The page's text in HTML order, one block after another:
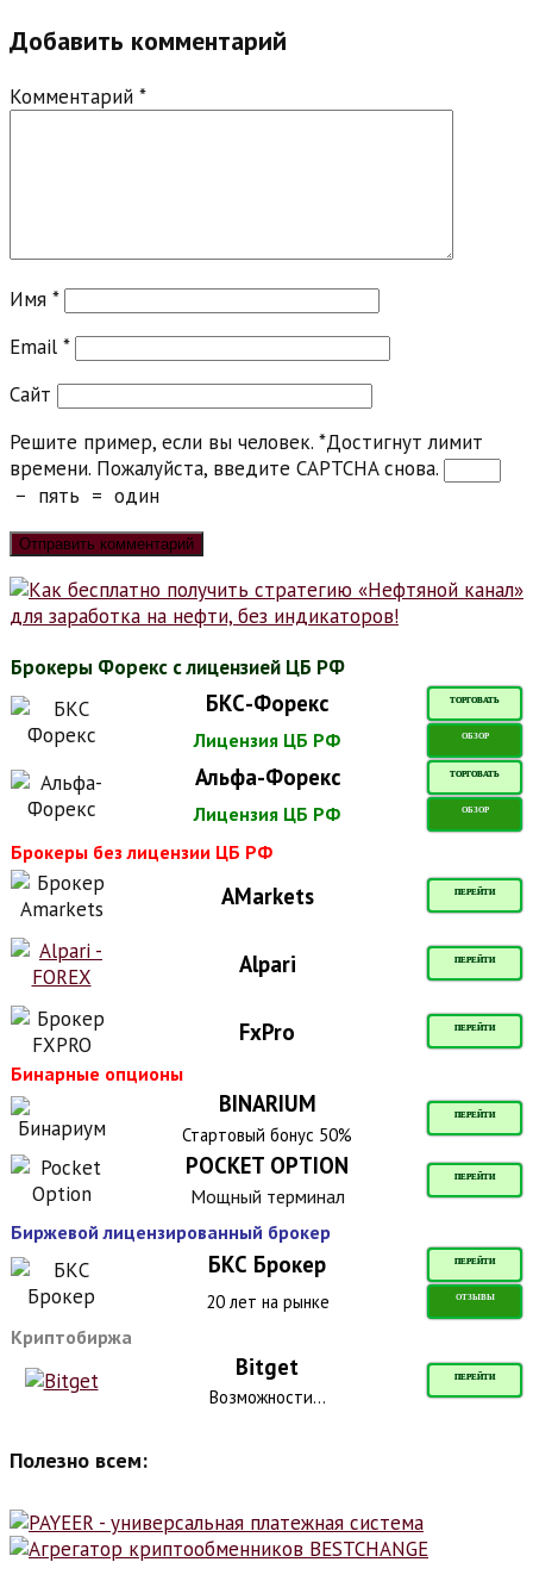
Добавить комментарий
Комментарий *
Имя *
Email *
Сайт
Решите пример, если вы человек. *Достигнут лимит
времени. Пожалуйста, введите CAPTCHA снова.
− пять = один
Брокеры Форекс с лицензией ЦБ РФ
БКС-Форекс ТОРГОВАТЬ
Лицензия ЦБ РФ ОБЗОР
Альфа-Форекс ТОРГОВАТЬ
Лицензия ЦБ РФ ОБЗОР
Брокеры без лицензии ЦБ РФ
AMarkets ПЕРЕЙТИ
Alpari ПЕРЕЙТИ
FxPro ПЕРЕЙТИ
Бинарные опционы
BINARIUM ПЕРЕЙТИ
Стартовый бонус 50%
POCKET OPTION ПЕРЕЙТИ
Мощный терминал
Биржевой лицензированный брокер
БКС Брокер ПЕРЕЙТИ
20 лет на рынке ОТЗЫВЫ
Криптобиржа
Bitget ПЕРЕЙТИ
Возможности...
Полезно всем: